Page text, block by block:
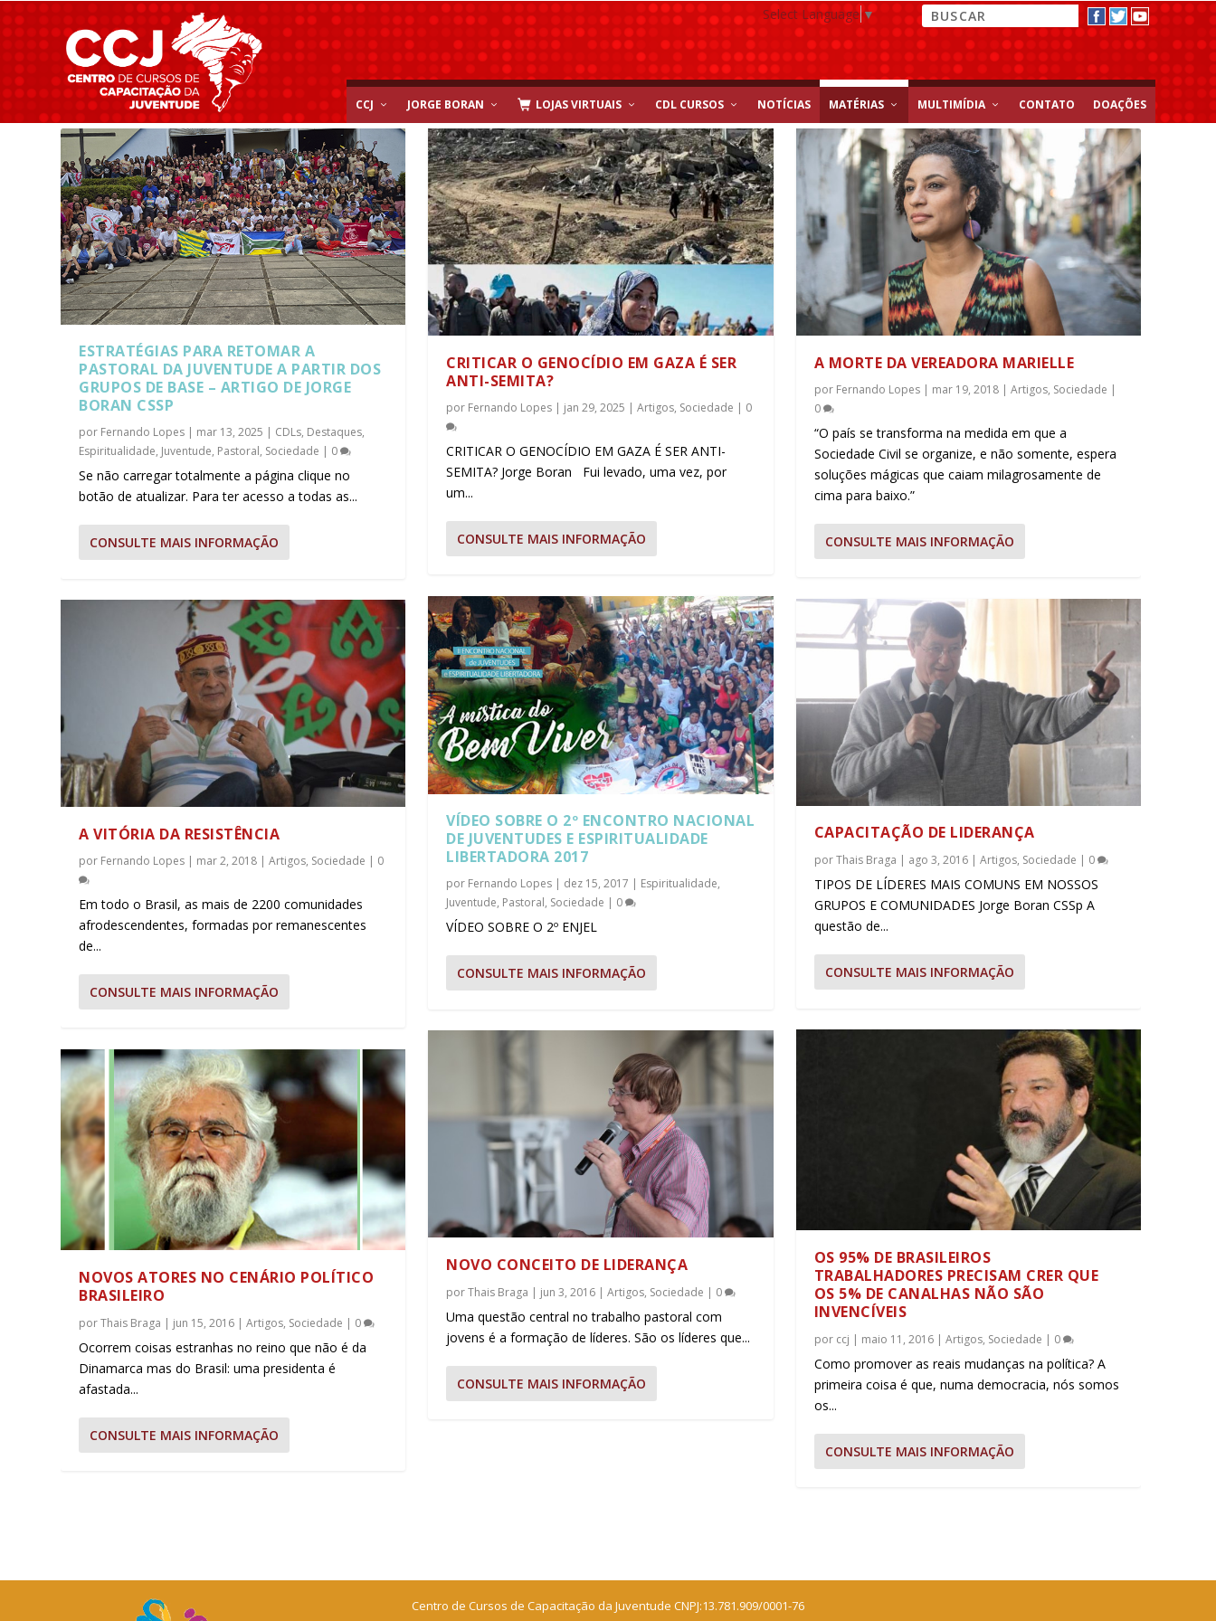
Select Language▼
CCJ JORGE BORAN LOJAS VIRTUAIS CDL CURSOS NOTÍCIAS MATÉRIAS MULTIMÍDIA CONTATO DOAÇÕES
Categoria:Sociedade
ESTRATÉGIAS PARA RETOMAR A
PASTORAL DA JUVENTUDE A PARTIR DOS
GRUPOS DE BASE – ARTIGO DE JORGE
BORAN CSSP
por Fernando Lopes | mar 13, 2025 | CDLs, Destaques,
Espiritualidade, Juventude, Pastoral, Sociedade | 0
Se não carregar totalmente a página clique no
botão de atualizar. Para ter acesso a todas as...
CONSULTE MAIS INFORMAÇÃO
A VITÓRIA DA RESISTÊNCIA
por Fernando Lopes | mar 2, 2018 |Artigos, Sociedade | 0
Em todo o Brasil, as mais de 2200 comunidades
afrodescendentes, formadas por remanescentes
de...
CONSULTE MAIS INFORMAÇÃO
NOVOS ATORES NO CENÁRIO POLÍTICO
BRASILEIRO
porThais Braga | jun 15, 2016 |Artigos, Sociedade | 0
Ocorrem coisas estranhas no reino que não é da
Dinamarca mas do Brasil: uma presidenta é
afastada...
CONSULTE MAIS INFORMAÇÃO
CRITICAR O GENOCÍDIO EM GAZA É SER
ANTI-SEMITA?
por Fernando Lopes | jan 29, 2025 |Artigos, Sociedade | 0
CRITICAR O GENOCÍDIO EM GAZA É SER ANTI-
SEMITA? Jorge Boran Fui levado, uma vez, por
um...
CONSULTE MAIS INFORMAÇÃO
VÍDEO SOBRE O 2º ENCONTRO NACIONAL
DE JUVENTUDES E ESPIRITUALIDADE
LIBERTADORA 2017
por Fernando Lopes dez 15, 2017 Espiritualidade,
Juventude, Pastoral, Sociedade 0
VÍDEO SOBRE O 2º ENJEL
CONSULTE MAIS INFORMAÇÃO
NOVO CONCEITO DE LIDERANÇA
porThais Braga | jun 3, 2016 |Artigos, Sociedade | 0
Uma questão central no trabalho pastoral com
jovens é a formação de líderes. São os líderes que...
CONSULTE MAIS INFORMAÇÃO
A MORTE DA VEREADORA MARIELLE
por Fernando Lopes| mar 19, 2018| Artigos, Sociedade |
0
“O país se transforma na medida em que a
Sociedade Civil se organize, e não somente, espera
soluções mágicas que caiam milagrosamente de
cima para baixo.”
CONSULTE MAIS INFORMAÇÃO
CAPACITAÇÃO DE LIDERANÇA
porThais Braga | ago 3, 2016| Artigos, Sociedade | 0
TIPOS DE LÍDERES MAIS COMUNS EM NOSSOS
GRUPOS E COMUNIDADES Jorge Boran CSSp A
questão de...
CONSULTE MAIS INFORMAÇÃO
OS 95% DE BRASILEIROS
TRABALHADORES PRECISAM CRER QUE
OS 5% DE CANALHAS NÃO SÃO
INVENCÍVEIS
por ccj | maio 11, 2016| Artigos, Sociedade | 0
Como promover as reais mudanças na política? A
primeira coisa é que, numa democracia, nós somos
os...
CONSULTE MAIS INFORMAÇÃO
Centro de Cursos de Capacitação da Juventude CNPJ:13.781.909/0001-76